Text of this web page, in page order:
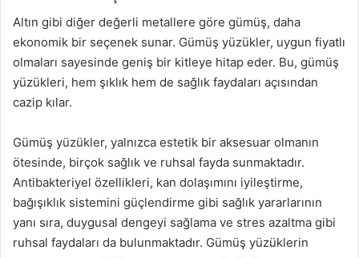
Altın gibi diğer değerli metallere göre gümüş, daha
ekonomik bir seçenek sunar. Gümüş yüzükler, uygun fiyatlı
olmaları sayesinde geniş bir kitleye hitap eder. Bu, gümüş
yüzükleri, hem şıklık hem de sağlık faydaları açısından
cazip kılar.
Gümüş yüzükler, yalnızca estetik bir aksesuar olmanın
ötesinde, birçok sağlık ve ruhsal fayda sunmaktadır.
Antibakteriyel özellikleri, kan dolaşımını iyileştirme,
bağışıklık sistemini güçlendirme gibi sağlık yararlarının
yanı sıra, duygusal dengeyi sağlama ve stres azaltma gibi
ruhsal faydaları da bulunmaktadır. Gümüş yüzüklerin